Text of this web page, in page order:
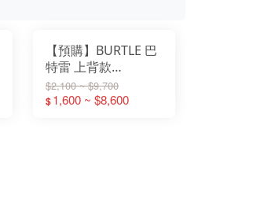
【預購】BURTLE 巴
特雷 上背款
AC2096HB-60-
30V【60灰燼灰】
$2,100 ~ $9,700
$1,600 ~ $8,600